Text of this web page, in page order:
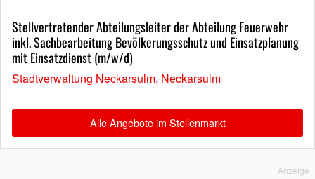
Stellvertretender Abteilungsleiter der Abteilung Feuerwehr
inkl. Sachbearbeitung Bevölkerungsschutz und Einsatzplanung
mit Einsatzdienst (m/w/d)
Stadtverwaltung Neckarsulm, Neckarsulm
Alle Angebote im Stellenmarkt
Anzeige